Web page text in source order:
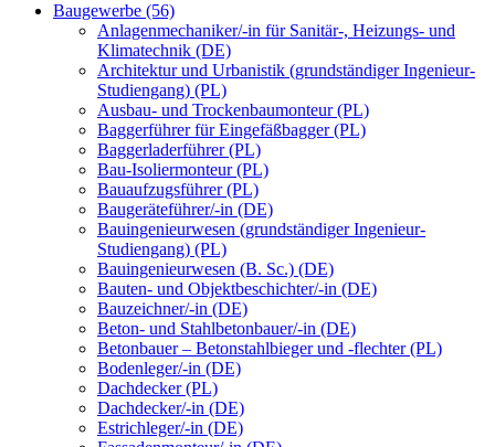
Baugewerbe (56)
Anlagenmechaniker/-in für Sanitär-, Heizungs- und
Klimatechnik (DE)
Architektur und Urbanistik (grundständiger Ingenieur-
Studiengang) (PL)
Ausbau- und Trockenbaumonteur (PL)
Baggerführer für Eingefäßbagger (PL)
Baggerladerführer (PL)
Bau-Isoliermonteur (PL)
Bauaufzugsführer (PL)
Baugeräteführer/-in (DE)
Bauingenieurwesen (grundständiger Ingenieur-
Studiengang) (PL)
Bauingenieurwesen (B. Sc.) (DE)
Bauten- und Objektbeschichter/-in (DE)
Bauzeichner/-in (DE)
Beton- und Stahlbetonbauer/-in (DE)
Betonbauer – Betonstahlbieger und -flechter (PL)
Bodenleger/-in (DE)
Dachdecker (PL)
Dachdecker/-in (DE)
Estrichleger/-in (DE)